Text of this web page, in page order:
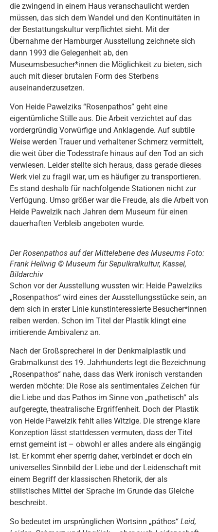
die zwingend in einem Haus veranschaulicht werden
müssen, das sich dem Wandel und den Kontinuitäten in
der Bestattungskultur verpflichtet sieht. Mit der
Übernahme der Hamburger Ausstellung zeichnete sich
dann 1993 die Gelegenheit ab, den
Museumsbesucher*innen die Möglichkeit zu bieten, sich
auch mit dieser brutalen Form des Sterbens
auseinanderzusetzen.
Von Heide Pawelziks “Rosenpathos” geht eine
eigentümliche Stille aus. Die Arbeit verzichtet auf das
vordergründig Vorwürfige und Anklagende. Auf subtile
Weise werden Trauer und verhaltener Schmerz vermittelt,
die weit über die Todesstrafe hinaus auf den Tod an sich
verwiesen. Leider stellte sich heraus, dass gerade dieses
Werk viel zu fragil war, um es häufiger zu transportieren.
Es stand deshalb für nachfolgende Stationen nicht zur
Verfügung. Umso größer war die Freude, als die Arbeit von
Heide Pawelzik nach Jahren dem Museum für einen
dauerhaften Verbleib angeboten wurde.
Der Rosenpathos auf der Mittelebene des Museums Foto:
Frank Hellwig © Museum für Sepulkralkultur, Kassel,
Bildarchiv
Schon vor der Ausstellung wussten wir: Heide Pawelziks
„Rosenpathos“ wird eines der Ausstellungsstücke sein, an
dem sich in erster Linie kunstinteressierte Besucher*innen
reiben werden. Schon im Titel der Plastik klingt eine
irritierende Ambivalenz an.
Nach der Großsprecherei in der Denkmalplastik und
Grabmalkunst des 19. Jahrhunderts legt die Bezeichnung
„Rosenpathos“ nahe, dass das Werk ironisch verstanden
werden möchte: Die Rose als sentimentales Zeichen für
die Liebe und das Pathos im Sinne von „pathetisch“ als
aufgeregte, theatralische Ergriffenheit. Doch der Plastik
von Heide Pawelzik fehlt alles Witzige. Die strenge klare
Konzeption lässt stattdessen vermuten, dass der Titel
ernst gemeint ist – obwohl er alles andere als eingängig
ist. Er kommt eher sperrig daher, verbindet er doch ein
universelles Sinnbild der Liebe und der Leidenschaft mit
einem Begriff der klassischen Rhetorik, der als
stilistisches Mittel der Sprache im Grunde das Gleiche
beschreibt.
So bedeutet im ursprünglichen Wortsinn „páthos“ Leid,